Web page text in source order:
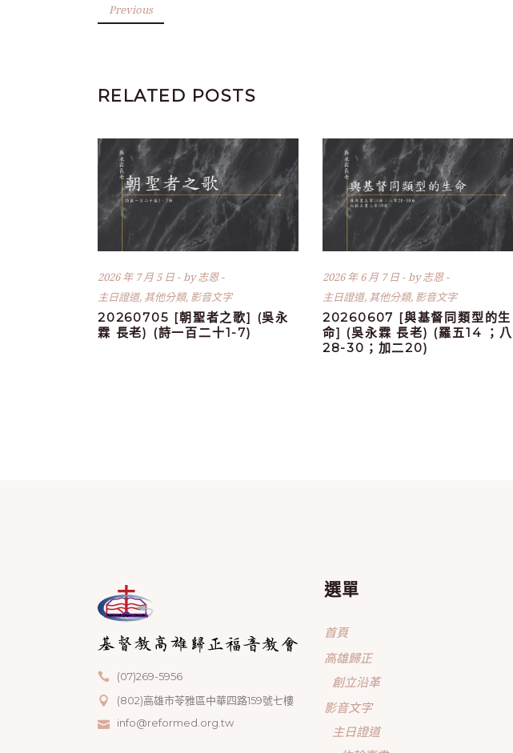
Previous
RELATED POSTS
2026 年 7 月 5 日 by志恩
主日證道, 其他分類, 影音文字
20260705 [朝聖者之歌] (吳永
霖 長老) (詩一百二十1-7)
2026 年 6 月 7 日 by志恩
主日證道, 其他分類, 影音文字
20260607 [與基督同類型的生
命] (吳永霖 長老) (羅五14 ；八
28-30；加二20)
(07)269-5956
(802)高雄市苓雅區中華四路159號七樓
info@reformed.org.tw
選單
首頁
高雄歸正
創立沿革
影音文字
主日證道